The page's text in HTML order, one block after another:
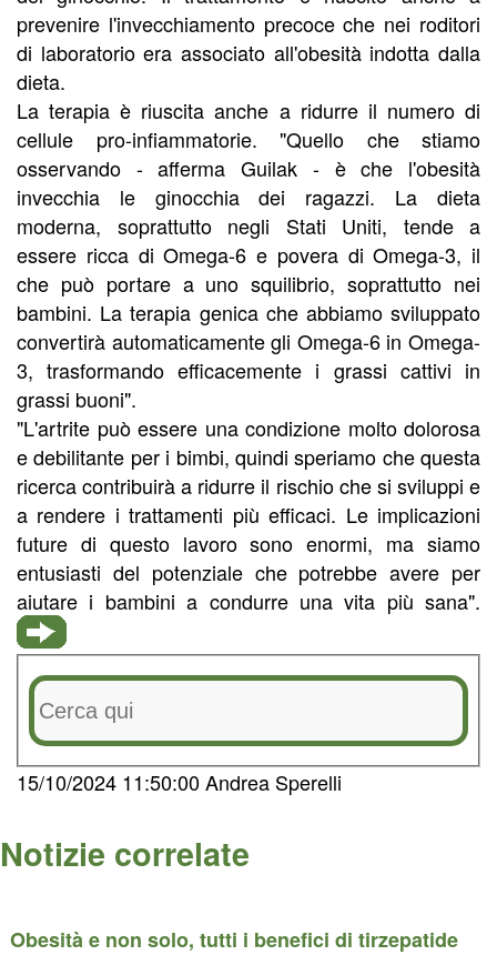
prevenire l'invecchiamento precoce che nei roditori
di laboratorio era associato all'obesità indotta dalla
dieta.
La terapia è riuscita anche a ridurre il numero di
cellule pro-infiammatorie. "Quello che stiamo
osservando - afferma Guilak - è che l'obesità
invecchia le ginocchia dei ragazzi. La dieta
moderna, soprattutto negli Stati Uniti, tende a
essere ricca di Omega-6 e povera di Omega-3, il
che può portare a uno squilibrio, soprattutto nei
bambini. La terapia genica che abbiamo sviluppato
convertirà automaticamente gli Omega-6 in Omega-
3, trasformando efficacemente i grassi cattivi in
grassi buoni".
"L'artrite può essere una condizione molto dolorosa
e debilitante per i bimbi, quindi speriamo che questa
ricerca contribuirà a ridurre il rischio che si sviluppi e
a rendere i trattamenti più efficaci. Le implicazioni
future di questo lavoro sono enormi, ma siamo
entusiasti del potenziale che potrebbe avere per
aiutare i bambini a condurre una vita più sana".
15/10/2024 11:50:00 Andrea Sperelli
Notizie correlate
Obesità e non solo, tutti i benefici di tirzepatide